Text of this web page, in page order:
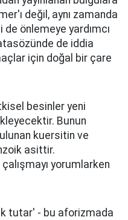
değil, aynı zamanda
önlemeye yardımcı
de iddia
için doğal bir çare
besinler yeni
Bunun
kuersitin ve
asittir.
yorumlarken
tutar' - bu aforizmada